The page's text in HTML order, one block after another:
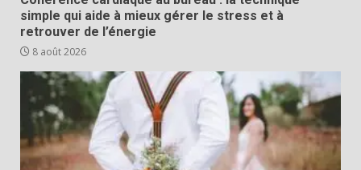
simple qui aide à mieux gérer le stress et à
retrouver de l’énergie
8 août 2026